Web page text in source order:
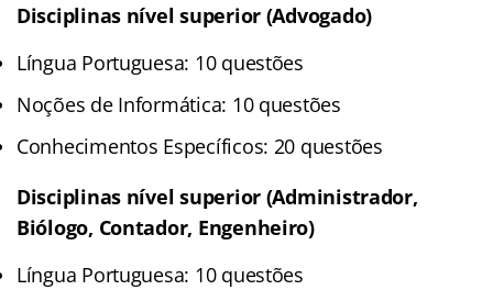
Disciplinas nível superior (Advogado)
Língua Portuguesa: 10 questões
Noções de Informática: 10 questões
Conhecimentos Específicos: 20 questões
Disciplinas nível superior (Administrador,
Biólogo, Contador, Engenheiro)
Língua Portuguesa: 10 questões